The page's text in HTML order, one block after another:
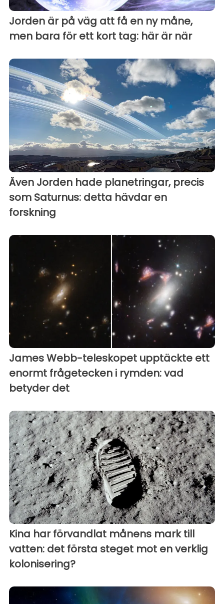
Jorden är på väg att få en ny måne,
men bara för ett kort tag: här är när
Även Jorden hade planetringar, precis
som Saturnus: detta hävdar en
forskning
James Webb-teleskopet upptäckte ett
enormt frågetecken i rymden: vad
betyder det
Kina har förvandlat månens mark till
vatten: det första steget mot en verklig
kolonisering?